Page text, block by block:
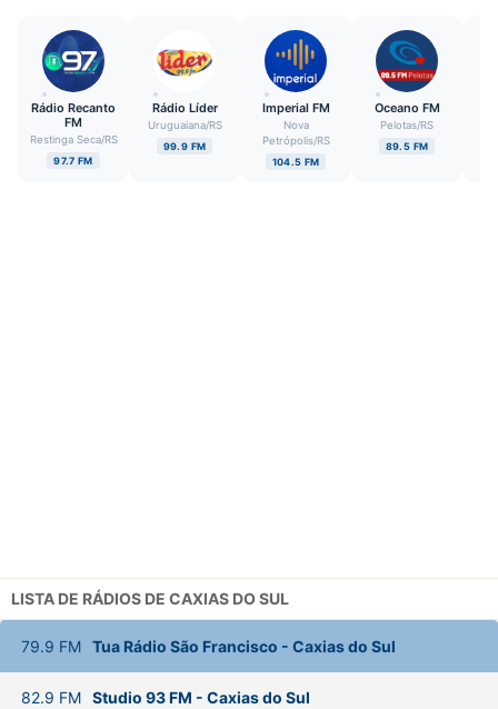
Rádio Recanto
FM
Restinga Seca/RS
97.7 FM
Rádio Líder
Uruguaiana/RS
99.9 FM
Imperial FM
Nova
Petrópolis/RS
104.5 FM
Oceano FM
Pelotas/RS
89.5 FM
LISTA DE RÁDIOS DE CAXIAS DO SUL
79.9 FM Tua Rádio São Francisco - Caxias do Sul
82.9 FM Studio 93 FM - Caxias do Sul